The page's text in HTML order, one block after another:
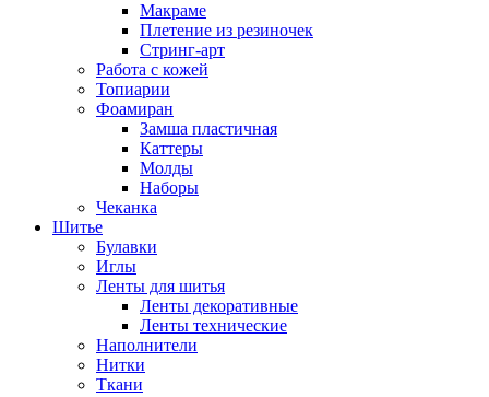
Макраме
Плетение из резиночек
Стринг-арт
Работа с кожей
Топиарии
Фоамиран
Замша пластичная
Каттеры
Молды
Наборы
Чеканка
Шитье
Булавки
Иглы
Ленты для шитья
Ленты декоративные
Ленты технические
Наполнители
Нитки
Ткани